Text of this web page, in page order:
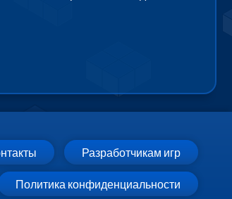
Разработчикам игр
Политика конфиденциальности